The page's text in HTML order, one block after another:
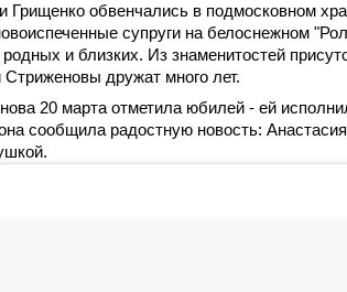
Грищенко обвенчались в подмосковном
супруги на белоснежном
и близких. Из знаменитостей
дружат много лет.
20 марта отметила юбилей - ей
сообщила радостную новость: